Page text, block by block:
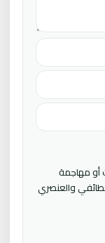
أو مهاجمة
والعنصري